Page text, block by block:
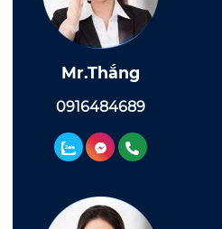
Mr.Thắng
0916484689